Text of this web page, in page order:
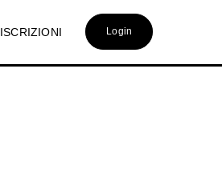
ISCRIZIONI Login